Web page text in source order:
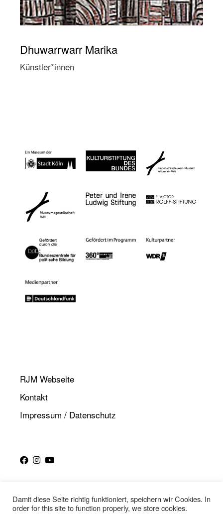
Dhuwarrwarr Marika
Künstler*innen
RJM Webseite
Kontakt
Impressum / Datenschutz
Damit diese Seite richtig funktioniert, speichern wir Cookies. In
order for this site to function properly, we store cookies.